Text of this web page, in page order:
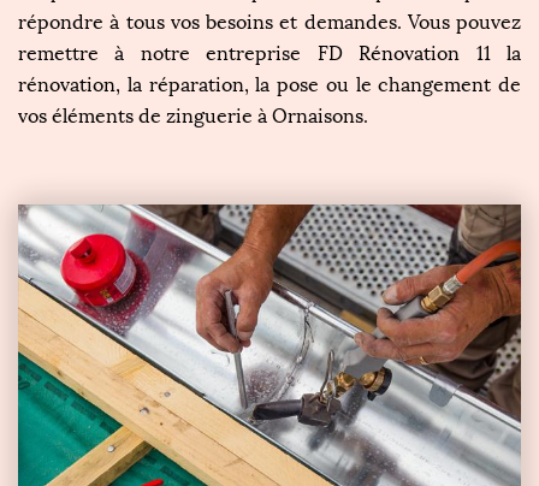
répondre à tous vos besoins et demandes. Vous pouvez
remettre à notre entreprise FD Rénovation 11 la
rénovation, la réparation, la pose ou le changement de
vos éléments de zinguerie à Ornaisons.